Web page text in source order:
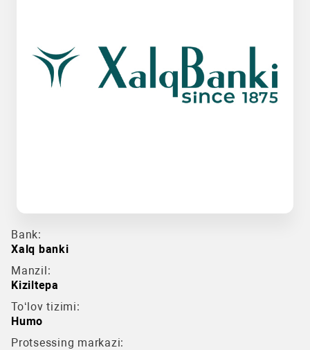
Bank:
Xalq banki
Manzil:
Kiziltepa
To‘lov tizimi:
Humo
Protsessing markazi: